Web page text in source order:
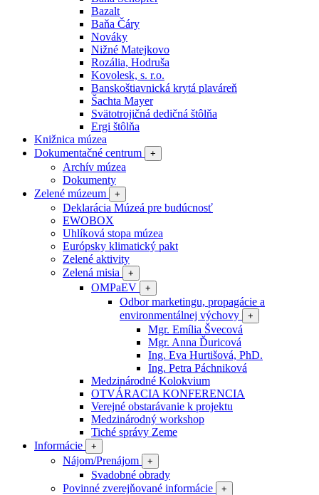
Bazalt
Baňa Čáry
Nováky
Nižné Matejkovo
Rozália, Hodruša
Kovolesk, s. r.o.
Banskoštiavnická krytá plaváreň
Šachta Mayer
Svätotrojičná dedičná štôlňa
Ergi štôlňa
Knižnica múzea
Dokumentačné centrum
+
Archív múzea
Dokumenty
Zelené múzeum
+
Deklarácia Múzeá pre budúcnosť
EWOBOX
Uhlíková stopa múzea
Európsky klimatický pakt
Zelené aktivity
Zelená misia
+
OMPaEV +
Odbor marketingu, propagácie a
environmentálnej výchovy
+
Mgr. Emília Švecová
Mgr. Anna Ďuricová
Ing. Eva Hurtišová, PhD.
Ing. Petra Páchniková
Medzinárodné Kolokvium
OTVÁRACIA KONFERENCIA
Verejné obstarávanie k projektu
Medzinárodný workshop
Tiché správy Zeme
Informácie
+
Nájom/Prenájom +
Svadobné obrady
Povinné zverejňované informácie
+